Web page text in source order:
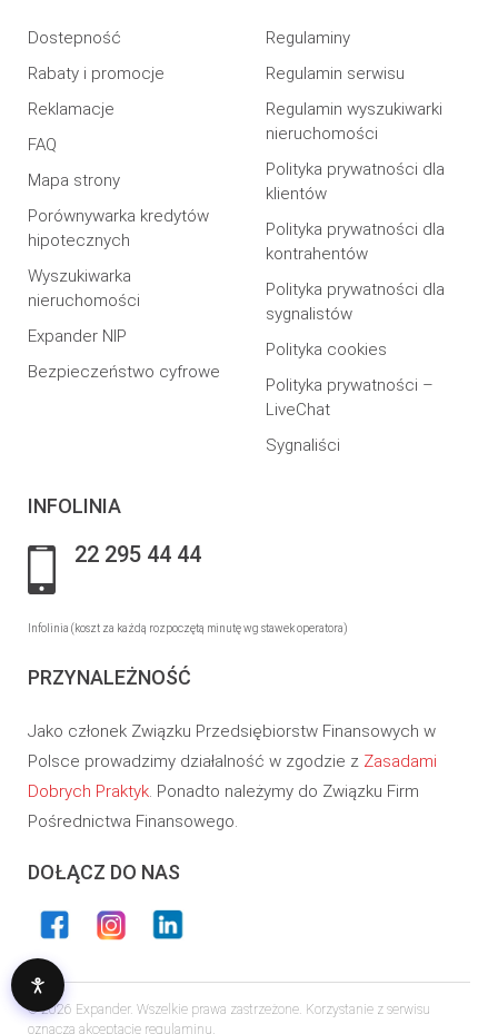
Dostepność
Rabaty i promocje
Reklamacje
FAQ
Mapa strony
Porównywarka kredytów
hipotecznych
Wyszukiwarka
nieruchomości
Expander NIP
Bezpieczeństwo cyfrowe
Regulaminy
Regulamin serwisu
Regulamin wyszukiwarki
nieruchomości
Polityka prywatności dla
klientów
Polityka prywatności dla
kontrahentów
Polityka prywatności dla
sygnalistów
Polityka cookies
Polityka prywatności –
LiveChat
Sygnaliści
INFOLINIA
22 295 44 44
Infolinia (koszt za każdą rozpoczętą minutę wg stawek operatora)
PRZYNALEŻNOŚĆ
Jako członek Związku Przedsiębiorstw Finansowych w
Polsce prowadzimy działalność w zgodzie z Zasadami
Dobrych Praktyk. Ponadto należymy do Związku Firm
Pośrednictwa Finansowego.
DOŁĄCZ DO NAS
© 2026 Expander. Wszelkie prawa zastrzeżone. Korzystanie z serwisu
oznacza akceptację regulaminu.